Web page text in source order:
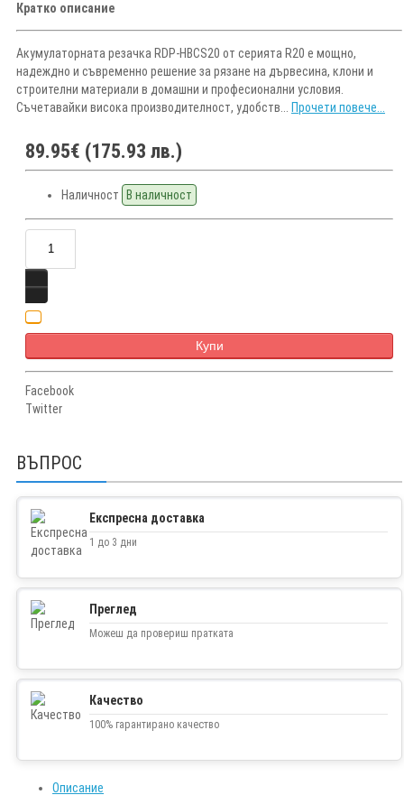
Кратко описание
Акумулаторната резачка RDP-HBCS20 от серията R20 е мощно,
надеждно и съвременно решение за рязане на дървесина, клони и
строителни материали в домашни и професионални условия.
Съчетавайки висока производителност, удобств... Прочети повече...
89.95€ (175.93 лв.)
Наличност В наличност
Купи
Facebook
Twitter
ВЪПРОС
Експресна доставка
1 до 3 дни
Преглед
Можеш да провериш пратката
Качество
100% гарантирано качество
Описание